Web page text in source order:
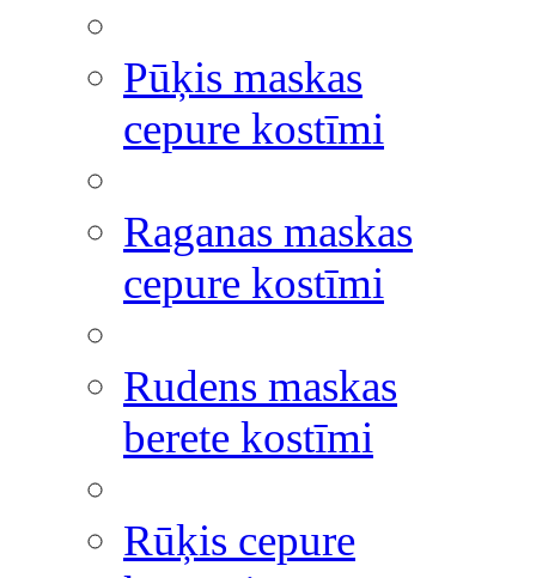
Pūķis maskas
cepure kostīmi
Raganas maskas
cepure kostīmi
Rudens maskas
berete kostīmi
Rūķis cepure